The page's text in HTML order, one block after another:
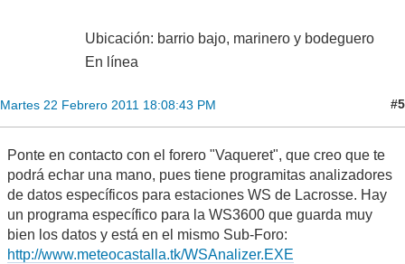
Ubicación: barrio bajo, marinero y bodeguero
En línea
Martes 22 Febrero 2011 18:08:43 PM #5
Ponte en contacto con el forero "Vaqueret", que creo que te
podrá echar una mano, pues tiene programitas analizadores
de datos específicos para estaciones WS de Lacrosse. Hay
un programa específico para la WS3600 que guarda muy
bien los datos y está en el mismo Sub-Foro:
http://www.meteocastalla.tk/WSAnalizer.EXE